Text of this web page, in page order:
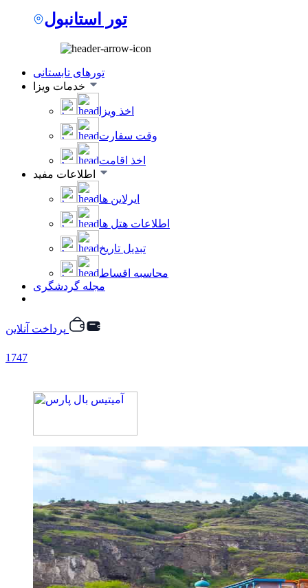
تور استانبول
تورهای تابستانی
اخذ ویزا
وقت سفارت
اخذ اقامت
ایرلاین ها
اطلاعات هتل ها
تبدیل تاریخ
محاسبه اقساط
مجله گردشگری
1747